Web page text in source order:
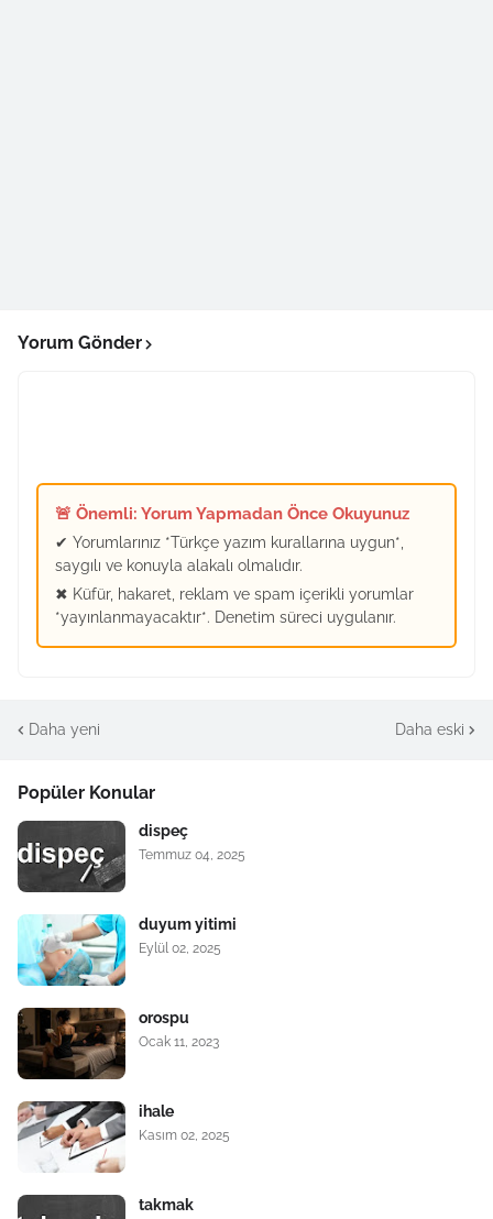
Yorum Gönder
🚨 Önemli: Yorum Yapmadan Önce Okuyunuz
✔ Yorumlarınız *Türkçe yazım kurallarına uygun*,
saygılı ve konuyla alakalı olmalıdır.
✖ Küfür, hakaret, reklam ve spam içerikli yorumlar
*yayınlanmayacaktır*. Denetim süreci uygulanır.
Daha yeni Daha eski
Popüler Konular
dispeç
Temmuz 04, 2025
duyum yitimi
Eylül 02, 2025
orospu
Ocak 11, 2023
ihale
Kasım 02, 2025
takmak